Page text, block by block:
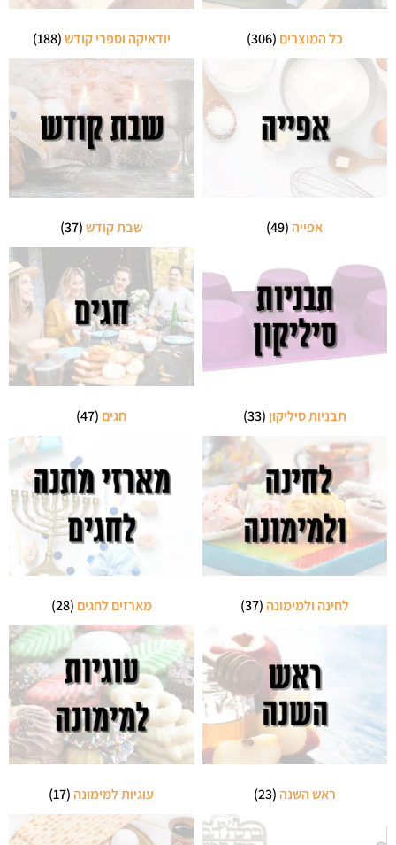
כל המוצרים (306) יודאיקה וספרי קודש(188)
אפייה(49) שבת קודש(37)
תבניות סיליקון (33) חגים (47)
לחינה ולמימונה(37) מארזים לחגים (28)
ראש השנה(23) עוגיות למימונה(17)